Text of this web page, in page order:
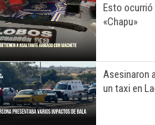
Esto ocurrió
«Chapu»
Asesinaron
un taxi en